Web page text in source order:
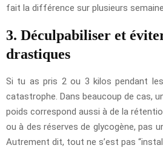
fait la différence sur plusieurs
3. Déculpabiliser et
drastiques
Si tu as pris 2 ou 3 kilos pendant
catastrophe. Dans beaucoup de cas,
poids correspond aussi à de la
ou à des réserves de glycogène, pas
Autrement dit, tout ne s’est pas